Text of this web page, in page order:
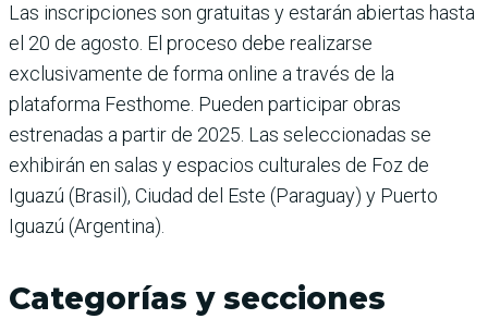
Las inscripciones son gratuitas y estarán abiertas hasta
el 20 de agosto. El proceso debe realizarse
exclusivamente de forma online a través de la
plataforma Festhome. Pueden participar obras
estrenadas a partir de 2025. Las seleccionadas se
exhibirán en salas y espacios culturales de Foz de
Iguazú (Brasil), Ciudad del Este (Paraguay) y Puerto
Iguazú (Argentina).
Categorías y secciones